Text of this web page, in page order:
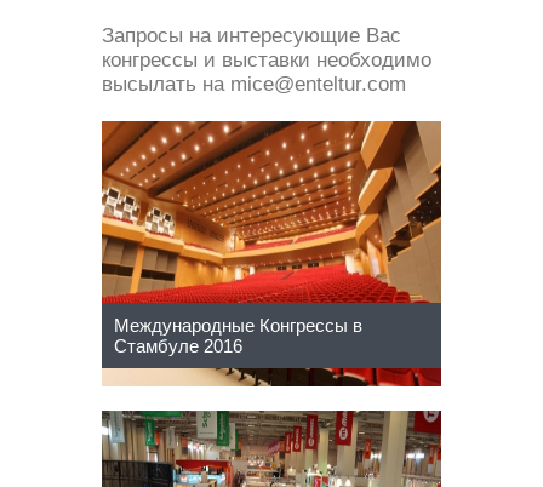
Запросы на интересующие Вас
конгрессы и выставки необходимо
высылать на mice@enteltur.com
Международные Конгрессы в
Стамбуле 2016